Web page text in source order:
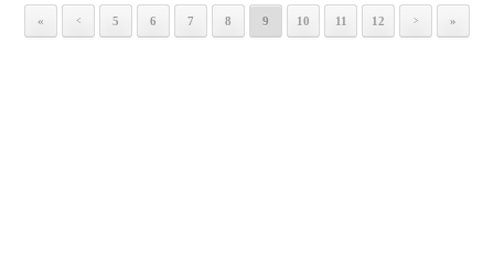
« < 5 6 7 8 9 10 11 12 > »